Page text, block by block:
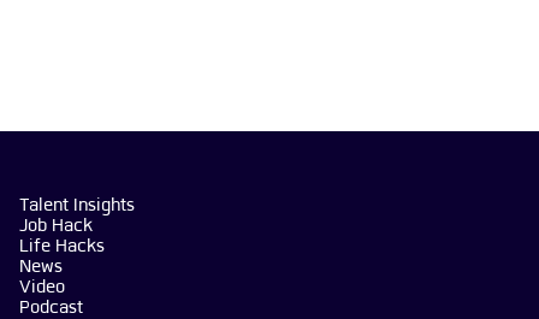
Talent Insights
Job Hack
Life Hacks
News
Video
Podcast